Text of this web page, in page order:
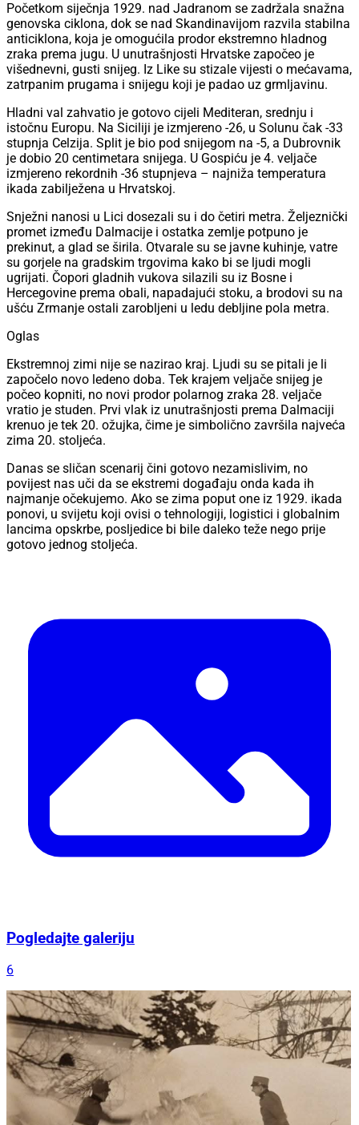
Početkom siječnja 1929. nad Jadranom se zadržala snažna
genovska ciklona, dok se nad Skandinavijom razvila stabilna
anticiklona, koja je omogućila prodor ekstremno hladnog
zraka prema jugu. U unutrašnjosti Hrvatske započeo je
višednevni, gusti snijeg. Iz Like su stizale vijesti o mećavama,
zatrpanim prugama i snijegu koji je padao uz grmljavinu.
Hladni val zahvatio je gotovo cijeli Mediteran, srednju i
istočnu Europu. Na Siciliji je izmjereno -26, u Solunu čak -33
stupnja Celzija. Split je bio pod snijegom na -5, a Dubrovnik
je dobio 20 centimetara snijega. U Gospiću je 4. veljače
izmjereno rekordnih -36 stupnjeva – najniža temperatura
ikada zabilježena u Hrvatskoj.
Snježni nanosi u Lici dosezali su i do četiri metra. Željeznički
promet između Dalmacije i ostatka zemlje potpuno je
prekinut, a glad se širila. Otvarale su se javne kuhinje, vatre
su gorjele na gradskim trgovima kako bi se ljudi mogli
ugrijati. Čopori gladnih vukova silazili su iz Bosne i
Hercegovine prema obali, napadajući stoku, a brodovi su na
ušću Zrmanje ostali zarobljeni u ledu debljine pola metra.
Oglas
Ekstremnoj zimi nije se nazirao kraj. Ljudi su se pitali je li
započelo novo ledeno doba. Tek krajem veljače snijeg je
počeo kopniti, no novi prodor polarnog zraka 28. veljače
vratio je studen. Prvi vlak iz unutrašnjosti prema Dalmaciji
krenuo je tek 20. ožujka, čime je simbolično završila najveća
zima 20. stoljeća.
Danas se sličan scenarij čini gotovo nezamislivim, no
povijest nas uči da se ekstremi događaju onda kada ih
najmanje očekujemo. Ako se zima poput one iz 1929. ikada
ponovi, u svijetu koji ovisi o tehnologiji, logistici i globalnim
lancima opskrbe, posljedice bi bile daleko teže nego prije
gotovo jednog stoljeća.
Pogledajte galeriju
6